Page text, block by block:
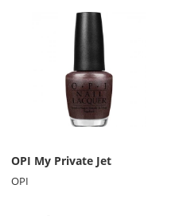
OPI My Private Jet
OPI